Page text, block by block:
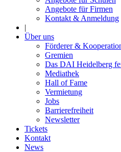
Angebote für Firmen
Kontakt & Anmeldung
|
Über uns
Förderer &
Gremien
Das DAI Heidelberg
Mediathek
Hall of Fame
Vermietung
Jobs
Barrierefreiheit
Newsletter
Tickets
Kontakt
News